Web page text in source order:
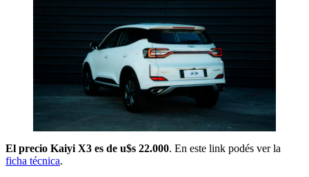
El precio Kaiyi X3 es de u$s 22.000. En este link podés ver la
ficha técnica.